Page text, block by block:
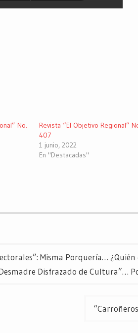
No.
Revista “El Objetivo Regional”
407
1 junio, 2022
En "Destacadas"
Misma Porquería… ¿Quién
Disfrazado de Cultura”…